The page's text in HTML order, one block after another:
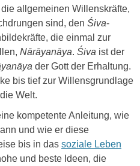
allgemeinen Willenskräfte,
sind, den Śiva-
die einmal zur
Nārāyanāya. Śiva ist der
der Gott der Erhaltung.
bis tief zur Willensgrundlage
Welt.
kompetente Anleitung, wie
und wie er diese
bis in das soziale Leben
und beste Ideen, die